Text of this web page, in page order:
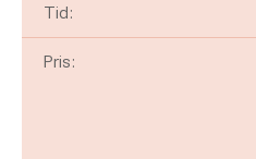
Tid:
Pris: